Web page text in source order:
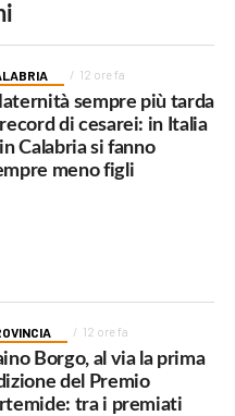
12 ore fa
sempre più tarda
di cesarei: in Italia
Calabria si fanno
meno figli
12 ore fa
Borgo, al via la prima
del Premio
tra i premiati